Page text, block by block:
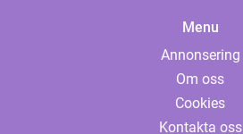
Menu
Annonsering
Om oss
Cookies
Kontakta oss